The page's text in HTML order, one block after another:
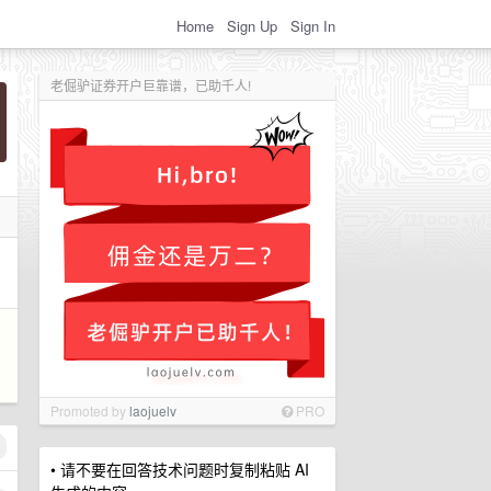
Home Sign Up Sign In
老倔驴证券开户巨靠谱，已助千人!
Promoted bylaojuelv PRO
• 请不要在回答技术问题时复制粘贴 AI